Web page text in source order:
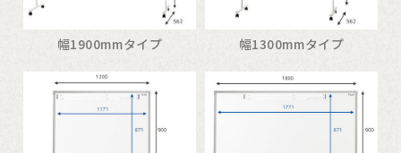
幅1900mmタイプ 幅1300mmタイプ